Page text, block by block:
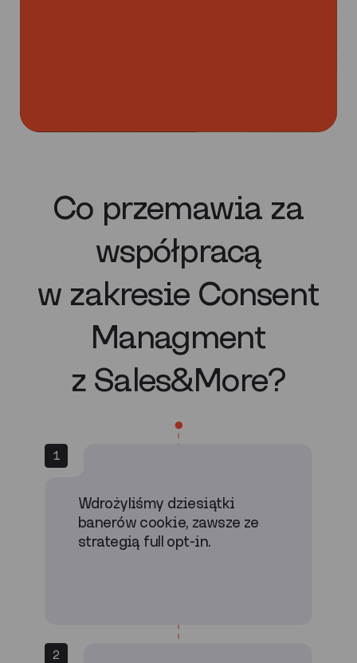
Co przemawia za
współpracą
w zakresie Consent
Managment
z Sales&More?
1
Wdrożyliśmy dziesiątki
banerów cookie, zawsze ze
strategią full opt-in.
2